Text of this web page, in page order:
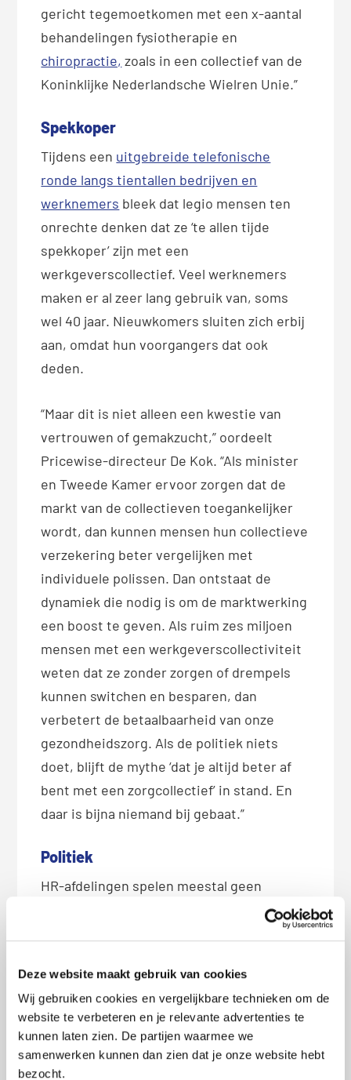
Deze website maakt gebruik van cookies
Wij gebruiken cookies en vergelijkbare technieken om de
website te verbeteren en je relevante advertenties te
kunnen laten zien. De partijen waarmee we
samenwerken kunnen dan zien dat je onze website hebt
bezocht.
gericht tegemoetkomen met een x-aantal
behandelingen fysiotherapie en
chiropractie, zoals in een collectief van de
Koninklijke Nederlandsche Wielren Unie.”
Spekkoper
Tijdens een uitgebreide telefonische
ronde langs tientallen bedrijven en
werknemers bleek dat legio mensen ten
onrechte denken dat ze ‘te allen tijde
spekkoper’ zijn met een
werkgeverscollectief. Veel werknemers
maken er al zeer lang gebruik van, soms
wel 40 jaar. Nieuwkomers sluiten zich erbij
aan, omdat hun voorgangers dat ook
deden.
“Maar dit is niet alleen een kwestie van
vertrouwen of gemakzucht,” oordeelt
Pricewise-directeur De Kok. “Als minister
en Tweede Kamer ervoor zorgen dat de
markt van de collectieven toegankelijker
wordt, dan kunnen mensen hun collectieve
verzekering beter vergelijken met
individuele polissen. Dan ontstaat de
dynamiek die nodig is om de marktwerking
een boost te geven. Als ruim zes miljoen
mensen met een werkgeverscollectiviteit
weten dat ze zonder zorgen of drempels
kunnen switchen en besparen, dan
verbetert de betaalbaarheid van onze
gezondheidszorg. Als de politiek niets
doet, blijft de mythe ‘dat je altijd beter af
bent met een zorgcollectief’ in stand. En
daar is bijna niemand bij gebaat.”
Politiek
HR-afdelingen spelen meestal geen
meestal op de email of op intranet. De
werknemers moeten de
gemeenschappelijke zorgverzekering zelf
afsluiten bij deverzekeraar .